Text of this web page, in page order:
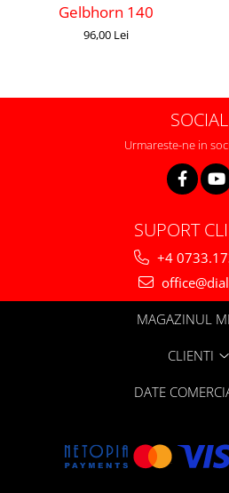
Gelbhorn 140
96,00 Lei
SOCIAL
Urmareste-ne in
SUPORT
+4
MAGAZINUL
CLIENTI
DATE